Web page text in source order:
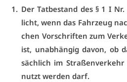
Der Tat­be­stand des § 1 I
licht, wenn das Fahr­zeug
chen Vor­schrif­ten zum
ist, un­ab­hän­gig da­von, ob
säch­lich im
nutzt wer­den darf.